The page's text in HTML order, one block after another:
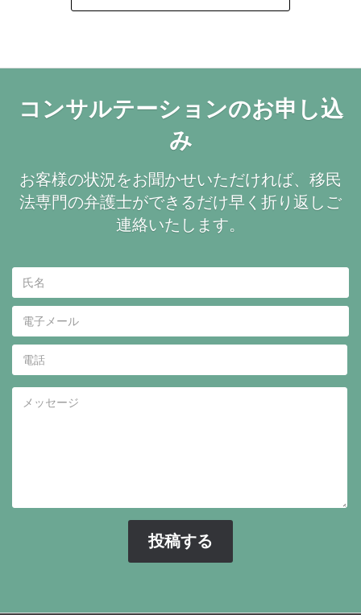
コンサルテーションのお申し込
み
お客様の状況をお聞かせいただければ、移民
法専門の弁護士ができるだけ早く折り返しご
連絡いたします。